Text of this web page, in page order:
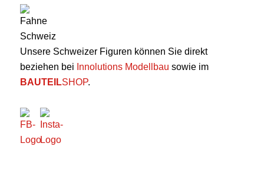
Unsere Schweizer Figuren können Sie direkt
beziehen bei Innolutions Modellbau sowie im
BAUTEILSHOP.